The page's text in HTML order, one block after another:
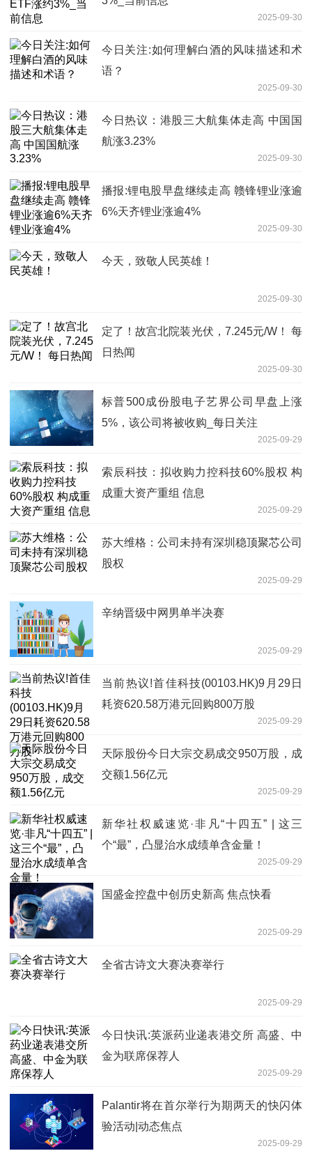
2025-09-30
今日关注:如何理解白酒的风味描述和术
语？
2025-09-30
今日热议：港股三大航集体走高 中国国
航涨3.23%
2025-09-30
播报:锂电股早盘继续走高 赣锋锂业涨逾
6%天齐锂业涨逾4%
2025-09-30
今天，致敬人民英雄！
2025-09-30
定了！故宫北院装光伏，7.245元/W！ 每
日热闻
2025-09-30
标普500成份股电子艺界公司早盘上涨
5%，该公司将被收购_每日关注
2025-09-29
索辰科技：拟收购力控科技60%股权 构
成重大资产重组 信息
2025-09-29
苏大维格：公司未持有深圳稳顶聚芯公司
股权
2025-09-29
辛纳晋级中网男单半决赛
2025-09-29
当前热议!首佳科技(00103.HK)9月29日
耗资620.58万港元回购800万股
2025-09-29
天际股份今日大宗交易成交950万股，成
交额1.56亿元
2025-09-29
新华社权威速览·非凡“十四五” | 这三
个“最”，凸显治水成绩单含金量！
2025-09-29
国盛金控盘中创历史新高 焦点快看
2025-09-29
全省古诗文大赛决赛举行
2025-09-29
今日快讯:英派药业递表港交所 高盛、中
金为联席保荐人
2025-09-29
Palantir将在首尔举行为期两天的快闪体
验活动|动态焦点
2025-09-29